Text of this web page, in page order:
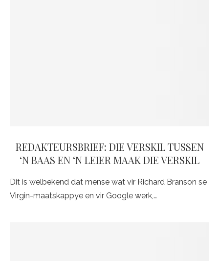
REDAKTEURSBRIEF: DIE VERSKIL TUSSEN
‘N BAAS EN ‘N LEIER MAAK DIE VERSKIL
Dit is welbekend dat mense wat vir Richard Branson se
Virgin-maatskappye en vir Google werk,…